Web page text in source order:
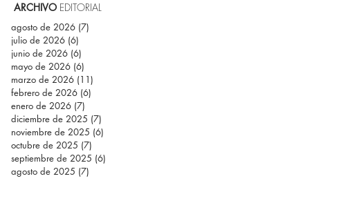
ARCHIVO EDITORIAL
agosto de 2026 (7)
julio de 2026 (6)
junio de 2026 (6)
mayo de 2026 (6)
marzo de 2026 (11)
febrero de 2026 (6)
enero de 2026 (7)
diciembre de 2025 (7)
noviembre de 2025 (6)
octubre de 2025 (7)
septiembre de 2025 (6)
agosto de 2025 (7)